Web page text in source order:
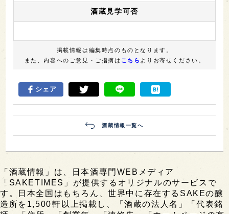
酒蔵見学可否
掲載情報は編集時点のものとなります。
また、内容へのご意見・ご指摘は こちら よりお寄せください。
シェア
酒蔵情報一覧へ
「酒蔵情報」は、日本酒専門WEBメディア
「SAKETIMES」が提供するオリジナルのサービスで
す。日本全国はもちろん、世界中に存在するSAKEの醸
造所を1,500軒以上掲載し、「酒蔵の法人名」「代表銘